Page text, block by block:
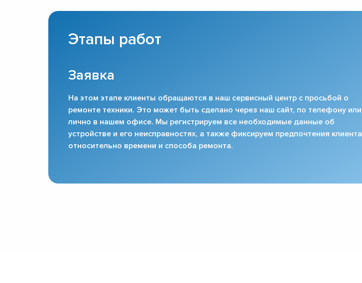
Этапы работ
Заявка
На этом этапе клиенты обращаются в наш сервисный центр с просьбой о
ремонте техники. Это может быть сделано через наш сайт, по телефону или
лично в нашем офисе. Мы регистрируем все необходимые данные об
устройстве и его неисправностях, а также фиксируем предпочтения клиента
относительно времени и способа ремонта.